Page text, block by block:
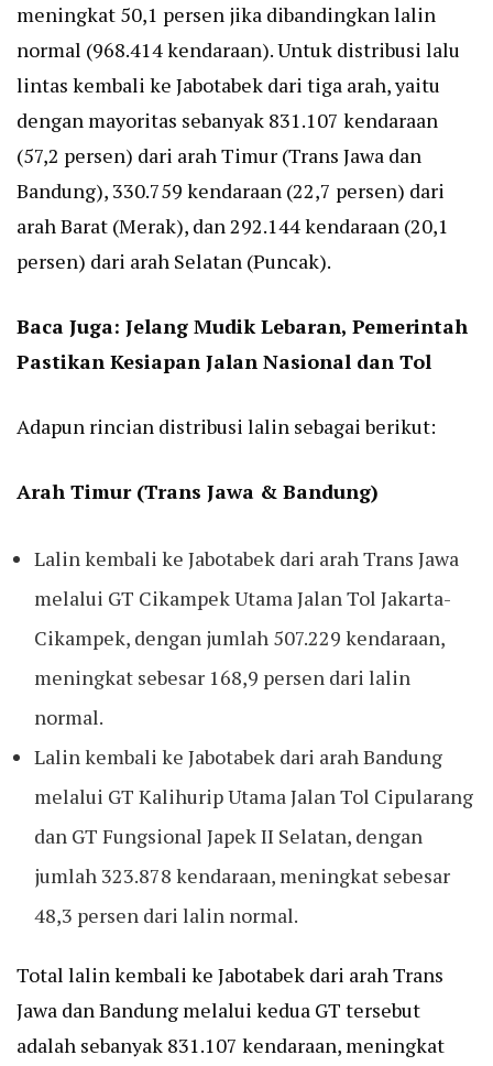
meningkat 50,1 persen jika dibandingkan lalin
normal (968.414 kendaraan). Untuk distribusi lalu
lintas kembali ke Jabotabek dari tiga arah, yaitu
dengan mayoritas sebanyak 831.107 kendaraan
(57,2 persen) dari arah Timur (Trans Jawa dan
Bandung), 330.759 kendaraan (22,7 persen) dari
arah Barat (Merak), dan 292.144 kendaraan (20,1
persen) dari arah Selatan (Puncak).
Baca Juga: Jelang Mudik Lebaran, Pemerintah
Pastikan Kesiapan Jalan Nasional dan Tol
Adapun rincian distribusi lalin sebagai berikut:
Arah Timur (Trans Jawa & Bandung)
Lalin kembali ke Jabotabek dari arah Trans Jawa
melalui GT Cikampek Utama Jalan Tol Jakarta-
Cikampek, dengan jumlah 507.229 kendaraan,
meningkat sebesar 168,9 persen dari lalin
normal.
Lalin kembali ke Jabotabek dari arah Bandung
melalui GT Kalihurip Utama Jalan Tol Cipularang
dan GT Fungsional Japek II Selatan, dengan
jumlah 323.878 kendaraan, meningkat sebesar
48,3 persen dari lalin normal.
Total lalin kembali ke Jabotabek dari arah Trans
Jawa dan Bandung melalui kedua GT tersebut
adalah sebanyak 831.107 kendaraan, meningkat